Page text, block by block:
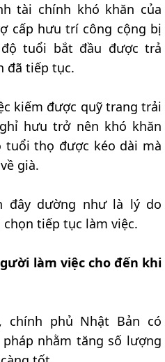
tài chính khó khăn của
cấp hưu trí công cộng bị
tuổi bắt đầu được trả
đã tiếp tục.
kiếm được quỹ trang trải
hưu trở nên khó khăn
tuổi thọ được kéo dài mà
già.
đây dường như là lý do
tiếp tục làm việc.
làm việc cho đến khi
chính phủ Nhật Bản có
nhằm tăng số lượng